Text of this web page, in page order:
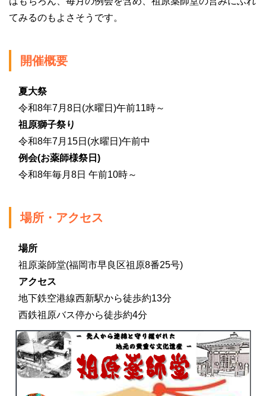
てみるのもよさそうです。
開催概要
夏大祭
令和8年7月8日(水曜日)午前11時～
祖原獅子祭り
令和8年7月15日(水曜日)午前中
例会(お薬師様祭日)
令和8年毎月8日 午前10時～
場所・アクセス
場所
祖原薬師堂(福岡市早良区祖原8番25号)
アクセス
地下鉄空港線西新駅から徒歩約13分
西鉄祖原バス停から徒歩約4分